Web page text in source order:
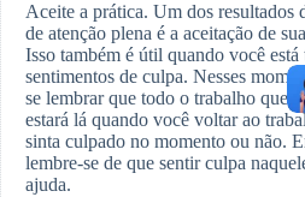
Aceite a prática. Um dos resultados
de atenção plena é a aceitação de
Isso também é útil quando você está
sentimentos de culpa. Nesses
se lembrar que todo o trabalho que
estará lá quando você voltar ao
sinta culpado no momento ou não.
lembre-se de que sentir culpa
ajuda.